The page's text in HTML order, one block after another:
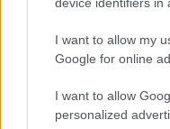
I want to allow my
Google for online
I want to allow
personalized